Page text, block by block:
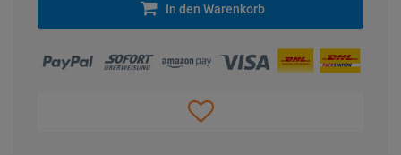
In den Warenkorb